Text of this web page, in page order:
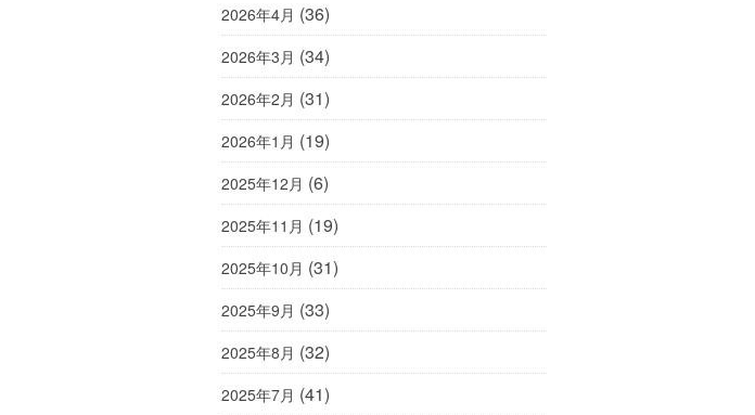
2026年4月 (36)
2026年3月 (34)
2026年2月 (31)
2026年1月 (19)
2025年12月 (6)
2025年11月 (19)
2025年10月 (31)
2025年9月 (33)
2025年8月 (32)
2025年7月 (41)